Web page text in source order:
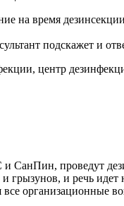
на время
подскажет и
центр
СанПин, проведут
и речь идет
организационные